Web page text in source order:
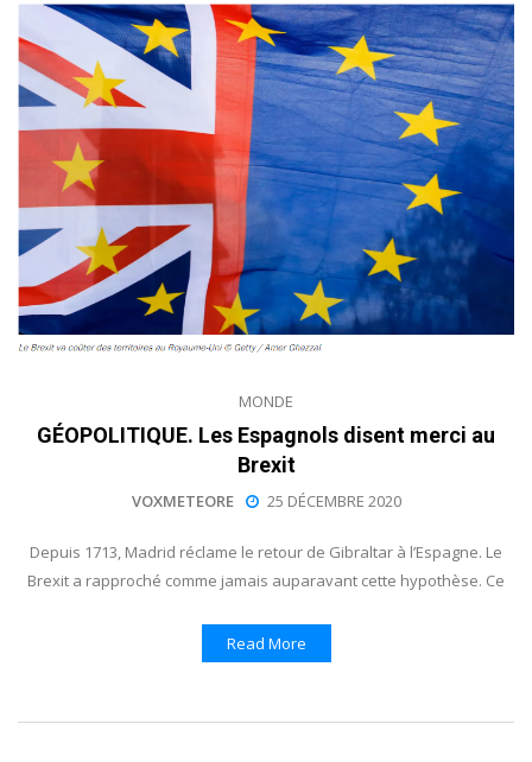
MONDE
GÉOPOLITIQUE. Les Espagnols disent merci au
Brexit
VOXMETEORE 25 DÉCEMBRE 2020
Depuis 1713, Madrid réclame le retour de Gibraltar à l’Espagne. Le
Brexit a rapproché comme jamais auparavant cette hypothèse. Ce
Read More